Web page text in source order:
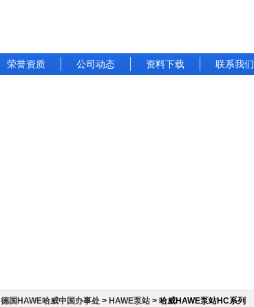
荣誉资质 公司动态 资料下载 联系我们
德国HAWE哈威中国办事处 > HAWE泵站 > 哈威HAWE泵站HC系列